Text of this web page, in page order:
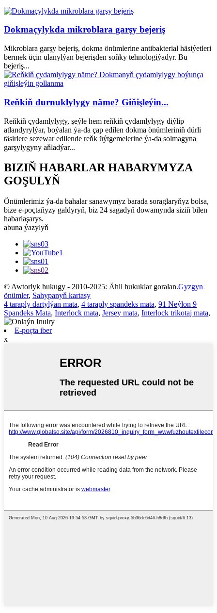
Dokmaçylykda mikroblara garşy bejeriş
Mikroblara garşy bejeriş, dokma önümlerine antibakterial häsiýetleri
bermek üçin ulanylýan bejerişden soňky tehnologiýadyr. Bu
bejeriş...
Reňkiň durnuklylygy näme? Giňişleýin...
Reňkiň çydamlylygy, şeýle hem reňkiň çydamlylygy diýlip
atlandyrylýar, boýalan ýa-da çap edilen dokma önümleriniň dürli
täsirlere sezewar edilende reňk üýtgemelerine ýa-da solmagyna
garşylygyny aňladýar...
BIZIŇ HABARLAR HABARYMYZA
GOŞULYŇ
Önümlerimiz ýa-da bahalar sanawymyz barada soraglaryňyz bolsa,
bize e-poçtaňyzy galdyryň, biz 24 sagadyň dowamynda siziň bilen
habarlaşarys.
abuna ýazylyň
© Awtorlyk hukugy - 2010-2025: Ähli hukuklar goralan.Gyzgyn
önümler, Sahypanyň kartasy
4 taraply dartylýan mata, 4 taraply spandeks mata, 91 Neýlon 9
Spandeks Mata, Interlock mata, Jersey mata, Interlock trikotaj mata,
E-poçta iber
x